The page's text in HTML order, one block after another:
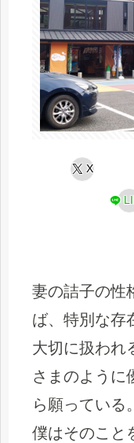
X
妻の詰子の性
ば、特別な存
大切に扱われ
さまのように
ら願っている。
僕はそのこと